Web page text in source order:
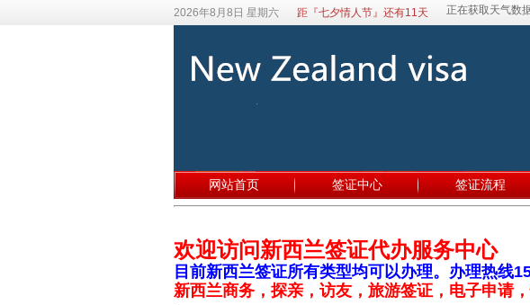
2026年8月8日 星期六 距『七夕情人节』还有11天
网站首页 签证中心 签证流程
欢迎访问新西兰签证代办服务中心
目前新西兰签证所有类型均可以办理。办理热线
新西兰商务，探亲，访友，旅游签证，电子申请，